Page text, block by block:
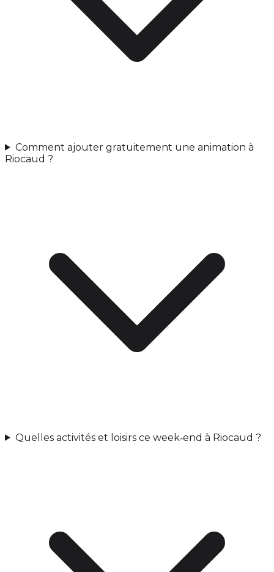
Comment ajouter gratuitement une animation à
Riocaud ?
Quelles activités et loisirs ce week‑end à Riocaud ?